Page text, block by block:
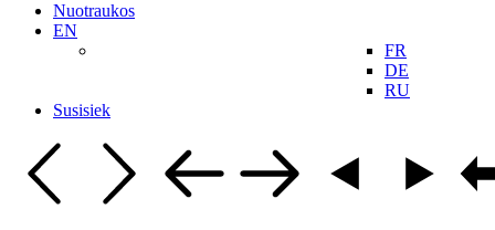
Nuotraukos
EN
FR
DE
RU
Susisiek